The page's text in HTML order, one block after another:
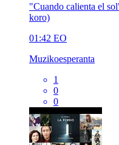
"Cuando calienta el
koro)
01:42 EO
Muzikoesperanta
1
0
0